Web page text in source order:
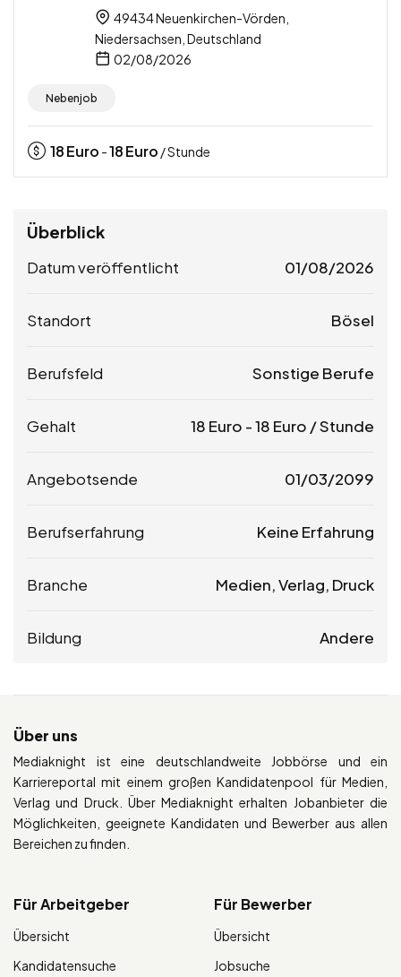
49434 Neuenkirchen-Vörden,
Niedersachsen, Deutschland
02/08/2026
Nebenjob
18Euro -18Euro / Stunde
Überblick
Datum veröffentlicht 01/08/2026
Standort Bösel
Berufsfeld Sonstige Berufe
Gehalt 18 Euro -18 Euro / Stunde
Angebotsende 01/03/2099
Berufserfahrung Keine Erfahrung
Branche Medien, Verlag, Druck
Bildung Andere
Über uns
Mediaknight ist eine deutschlandweite Jobbörse und ein
Karriereportal mit einem großen Kandidatenpool für Medien,
Verlag und Druck. Über Mediaknight erhalten Jobanbieter die
Möglichkeiten, geeignete Kandidaten und Bewerber aus allen
Bereichen zu finden.
Für Arbeitgeber
Übersicht
Kandidatensuche
Für Bewerber
Übersicht
Jobsuche